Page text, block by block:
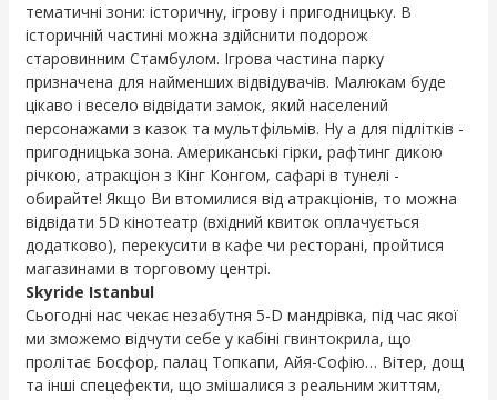
тематичні зони: історичну, ігрову і пригодницьку. В
історичній частині можна здійснити подорож
старовинним Стамбулом. Ігрова частина парку
призначена для найменших відвідувачів. Малюкам буде
цікаво і весело відвідати замок, який населений
персонажами з казок та мультфільмів. Ну а для підлітків -
пригодницька зона. Американські гірки, рафтинг дикою
річкою, атракціон з Кінг Конгом, сафарі в тунелі -
обирайте! Якщо Ви втомилися від атракціонів, то можна
відвідати 5D кінотеатр (вхідний квиток оплачується
додатково), перекусити в кафе чи ресторані, пройтися
магазинами в торговому центрі.
Skyride Istanbul
Сьогодні нас чекає незабутня 5-D мандрівка, під час якої
ми зможемо відчути себе у кабіні гвинтокрила, що
пролітає Босфор, палац Топкапи, Айя-Софію… Вітер, дощ
та інші спецефекти, що змішалися з реальним життям,